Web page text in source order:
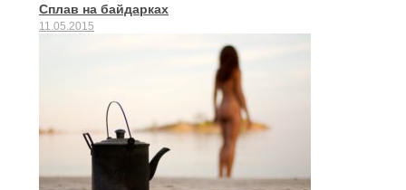
Сплав на байдарках
11.05.2015